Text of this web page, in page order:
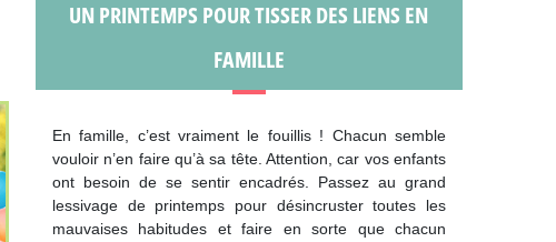
UN PRINTEMPS POUR TISSER DES LIENS EN
FAMILLE
En famille, c’est vraiment le fouillis ! Chacun semble
vouloir n’en faire qu’à sa tête. Attention, car vos enfants
ont besoin de se sentir encadrés. Passez au grand
lessivage de printemps pour désincruster toutes les
mauvaises habitudes et faire en sorte que chacun